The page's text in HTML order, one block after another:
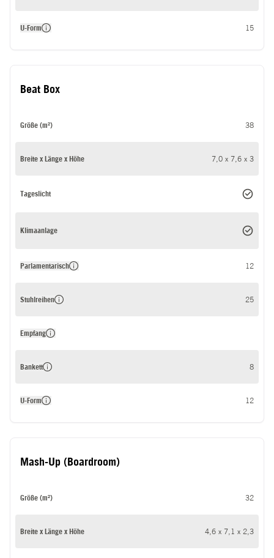
U-Form 15
Beat Box
Größe (m²) 38
Breite x Länge x Höhe 7,0 x 7,6 x 3
Tageslicht
Klimaanlage
Parlamentarisch 12
Stuhlreihen 25
Empfang
Bankett 8
U-Form 12
Mash-Up (Boardroom)
Größe (m²) 32
Breite x Länge x Höhe 4,6 x 7,1 x 2,3